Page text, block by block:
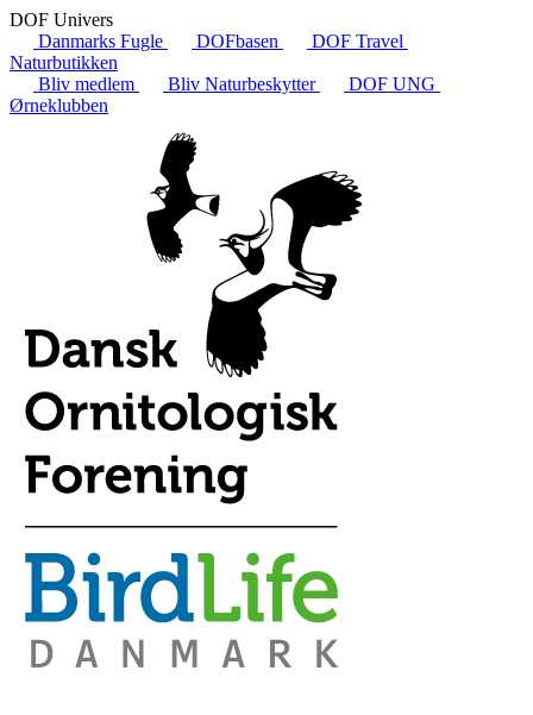
DOF Univers
Danmarks Fugle
DOFbasen
DOF Travel
Naturbutikken
Bliv medlem
Bliv Naturbeskytter
DOF UNG
Ørneklubben